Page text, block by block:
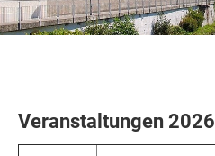
Veranstaltungen 2026